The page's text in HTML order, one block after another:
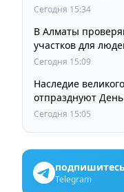
Сегодня 15:34
В Алматы
участков для
Сегодня 15:09
Наследие
отпразднуют
Сегодня 15:05
подпишитесь
Telegram